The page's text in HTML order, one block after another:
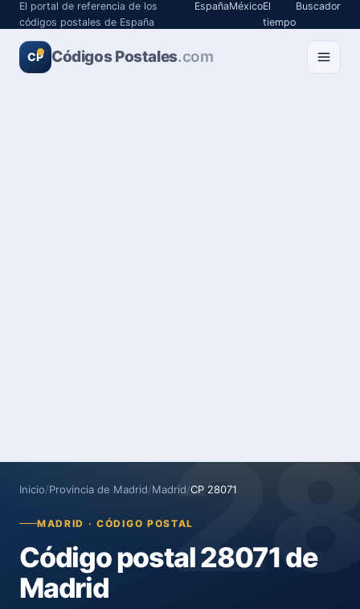
El portal de referencia de los
códigos postales de España
EspañaMéxicoEl
tiempo
Buscador
CP Códigos Postales.com
Inicio/Provincia de Madrid/Madrid/CP 28071
MADRID · CÓDIGO POSTAL
Código postal 28071 de
Madrid